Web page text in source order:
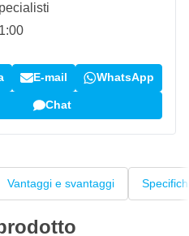
E-mail WhatsApp
Chat
Vantaggi e svantaggi